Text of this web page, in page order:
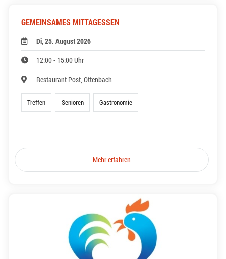
GEMEINSAMES MITTAGESSEN
Di, 25. August 2026
12:00 - 15:00 Uhr
Restaurant Post, Ottenbach
Treffen Senioren Gastronomie
Mehr erfahren